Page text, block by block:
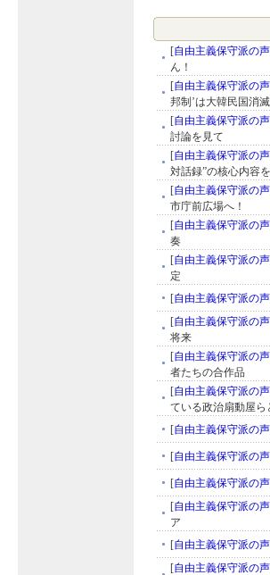
[自由主義保守派の声
ん！
[自由主義保守派の声
邦制’は大韓民国消
[自由主義保守派の声
討論を見て
[自由主義保守派の声
対話録”の核心内容
[自由主義保守派の声
市庁前広場へ！
[自由主義保守派の声
奏
[自由主義保守派の声
定
[自由主義保守派の声
[自由主義保守派の声
将来
[自由主義保守派の声
者たちの合作品
[自由主義保守派の声
ている政治扇動屋ら
[自由主義保守派の声
[自由主義保守派の声
[自由主義保守派の声
[自由主義保守派の声
ア
[自由主義保守派の声
[自由主義保守派の声